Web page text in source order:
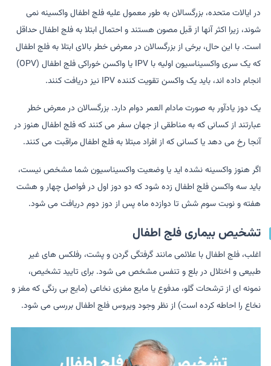
در ایالات متحده، بزرگسالان به طور معمول علیه فلج اطفال واکسینه نمی
شوند، زیرا اکثر آنها از قبل مصون هستند و احتمال ابتلا به فلج اطفال حداقل
است. با این حال، برخی از بزرگسالان در معرض خطر بالای ابتلا به فلج اطفال
که یک سری واکسیناسیون اولیه با IPV یا واکسن خوراکی فلج اطفال (OPV)
انجام داده اند، باید یک واکسن تقویت کننده IPV نیز دریافت کنند.
یک دوز یادآور به صورت مادام العمر دوام دارد. بزرگسالان در معرض خطر
عبارتند از کسانی که به مناطقی از جهان سفر می کنند که فلج اطفال هنوز در
آنجا رخ می دهد یا کسانی که از افراد مبتلا به فلج اطفال مراقبت می کنند.
اگر هنوز واکسینه نشده اید یا وضعیت واکسیناسیون شما مشخص نیست،
باید سه واکسن فلج اطفال زده شود که دو دوز اول در فواصل چهار و هشت
هفته و نوبت سوم شش تا دوازده ماه پس از دوز دوم دریافت می شود.
تشخیص بیماری فلج اطفال
اغلب، فلج اطفال با علائمی مانند گرفتگی گردن و پشت، رفلکس های غیر
طبیعی و اختلال در بلع و تنفس مشخص می شود. برای تایید تشخیص،
نمونه ای از ترشحات گلو، مدفوع یا مایع مغزی نخاعی (مایع بی رنگی که مغز و
نخاع را احاطه کرده است) از نظر وجود ویروس فلج اطفال بررسی می شود.